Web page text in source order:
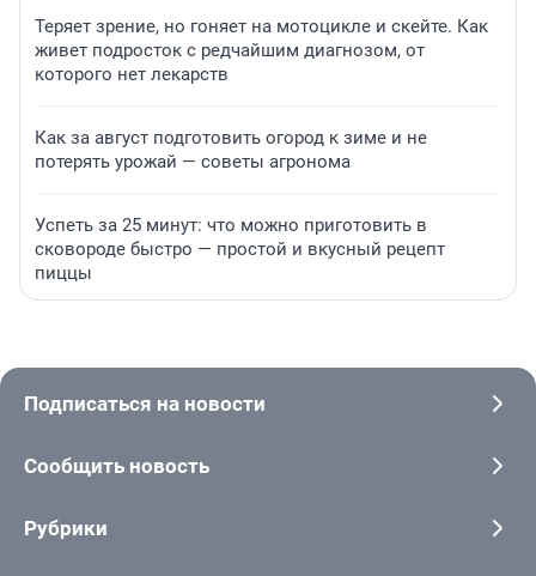
Теряет зрение, но гоняет на мотоцикле и скейте. Как
живет подросток с редчайшим диагнозом, от
которого нет лекарств
Как за август подготовить огород к зиме и не
потерять урожай — советы агронома
Успеть за 25 минут: что можно приготовить в
сковороде быстро — простой и вкусный рецепт
пиццы
Подписаться на новости
Сообщить новость
Рубрики